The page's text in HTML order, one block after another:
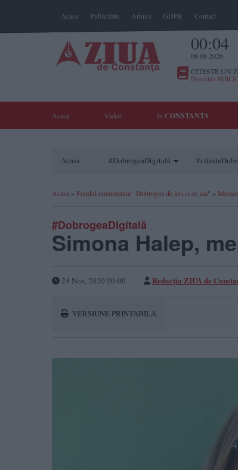
Acasa Publicitate Arhiva GDPR Contact
00:04
08 08 2026
CITESTE UN
Deschide
Acasa Video In CONSTANTA
Acasa #DobrogeaDigitală
Acasa » Fondul documentar "Dobrogea de ieri si de azi" »
#DobrogeaDigitală
Simona Halep,
24 Nov, 2020 00:00 Redacția ZIUA de
VERSIUNE PRINTABILA